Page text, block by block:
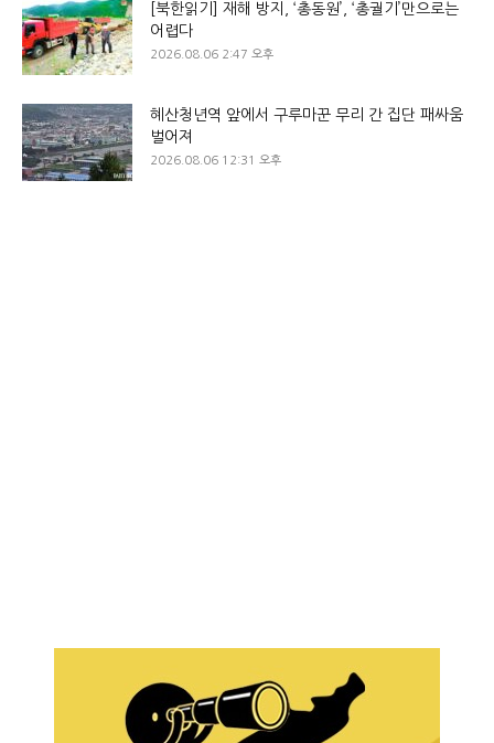
[북한읽기] 재해 방지, ‘총동원’, ‘총궐기’만으로는
어렵다
2026.08.06 2:47 오후
혜산청년역 앞에서 구루마꾼 무리 간 집단 패싸움
벌어져
2026.08.06 12:31 오후